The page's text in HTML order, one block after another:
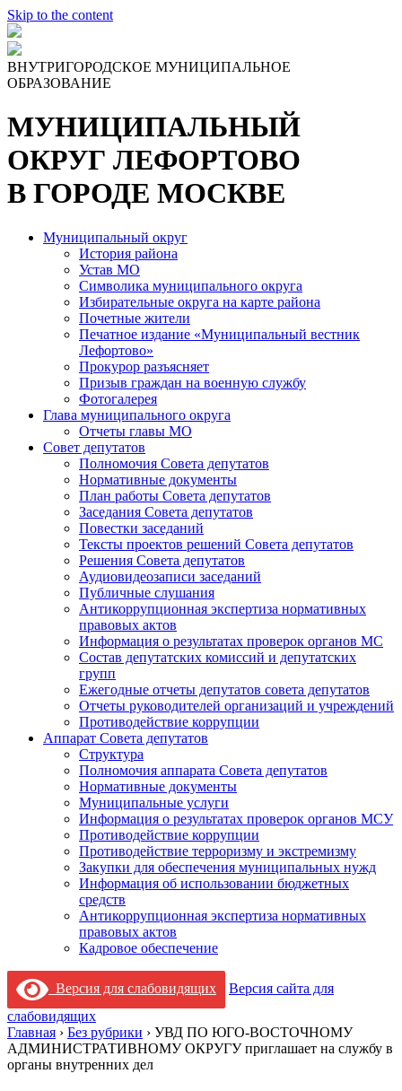
Skip to the content
ВНУТРИГОРОДСКОЕ МУНИЦИПАЛЬНОЕ
ОБРАЗОВАНИЕ
МУНИЦИПАЛЬНЫЙ
ОКРУГ ЛЕФОРТОВО
В ГОРОДЕ МОСКВЕ
Муниципальный округ
История района
Устав МО
Символика муниципального округа
Избирательные округа на карте района
Почетные жители
Печатное издание «Муниципальный вестник
Лефортово»
Прокурор разъясняет
Призыв граждан на военную службу
Фотогалерея
Глава муниципального округа
Отчеты главы МО
Совет депутатов
Полномочия Совета депутатов
Нормативные документы
План работы Совета депутатов
Заседания Cовета депутатов
Повестки заседаний
Тексты проектов решений Совета депутатов
Решения Совета депутатов
Аудиовидеозаписи заседаний
Публичные слушания
Антикоррупционная экспертиза нормативных
правовых актов
Информация о результатах проверок органов МС
Состав депутатских комиссий и депутатских
групп
Ежегодные отчеты депутатов совета депутатов
Отчеты руководителей организаций и учреждений
Противодействие коррупции
Аппарат Совета депутатов
Структура
Полномочия аппарата Совета депутатов
Нормативные документы
Муниципальные услуги
Информация о результатах проверок органов МСУ
Противодействие коррупции
Противодействие терроризму и экстремизму
Закупки для обеспечения муниципальных нужд
Информация об использовании бюджетных
средств
Антикоррупционная экспертиза нормативных
правовых актов
Кадровое обеспечение
Версия для слабовидящих
Версия сайта для
слабовидящих
Главная › Без рубрики › УВД ПО ЮГО-ВОСТОЧНОМУ
АДМИНИСТРАТИВНОМУ ОКРУГУ приглашает на службу в
органы внутренних дел